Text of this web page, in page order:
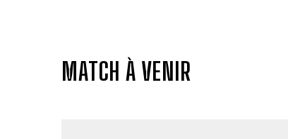
MATCH À VENIR